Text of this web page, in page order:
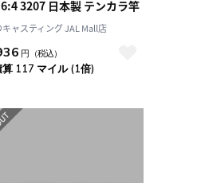
3207 日本製 テンカラ竿
ャスティング JAL Mall店
円 （税込）
算 117 マイル (1倍)